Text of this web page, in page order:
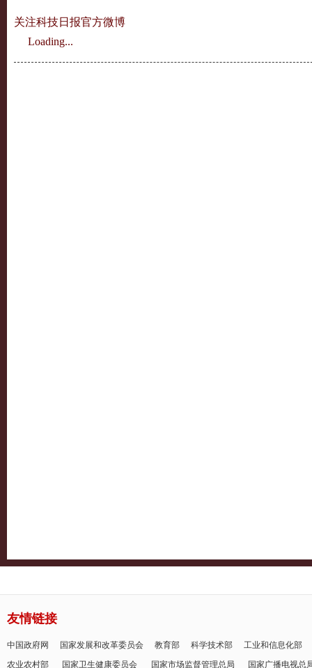
关注科技日报官方微博
Loading...
友情链接
中国政府网 国家发展和改革委员会 教育部 科学技术部
工业和信息化部
农业农村部
国家卫生健康委员会 国家市场监督管理总局 国家广播电视总